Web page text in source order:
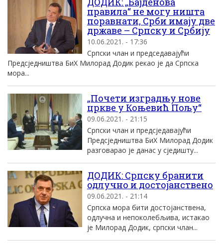
правила“ не могу ништа
поравнати, Срби имају две
државе – Српску и Србију
10.06.2021. - 17:36
Српски члан и председавајући
Предсједништва БиХ Милорад Додик рекао је да Српска
мора...
„Почети изградњу нове
цркве у Коњевић Пољу“
09.06.2021. - 21:15
Српски члан и предсједавајући
Предсједништва БиХ Милорад Додик
разговарао је данас у сједишту...
ДОДИК: Српску бранити
одлучно и достојанствено
09.06.2021. - 21:14
Српска мора бити достојанствена,
одлучна и непоколебљива, истакао
је Милорад Додик, српски члан...